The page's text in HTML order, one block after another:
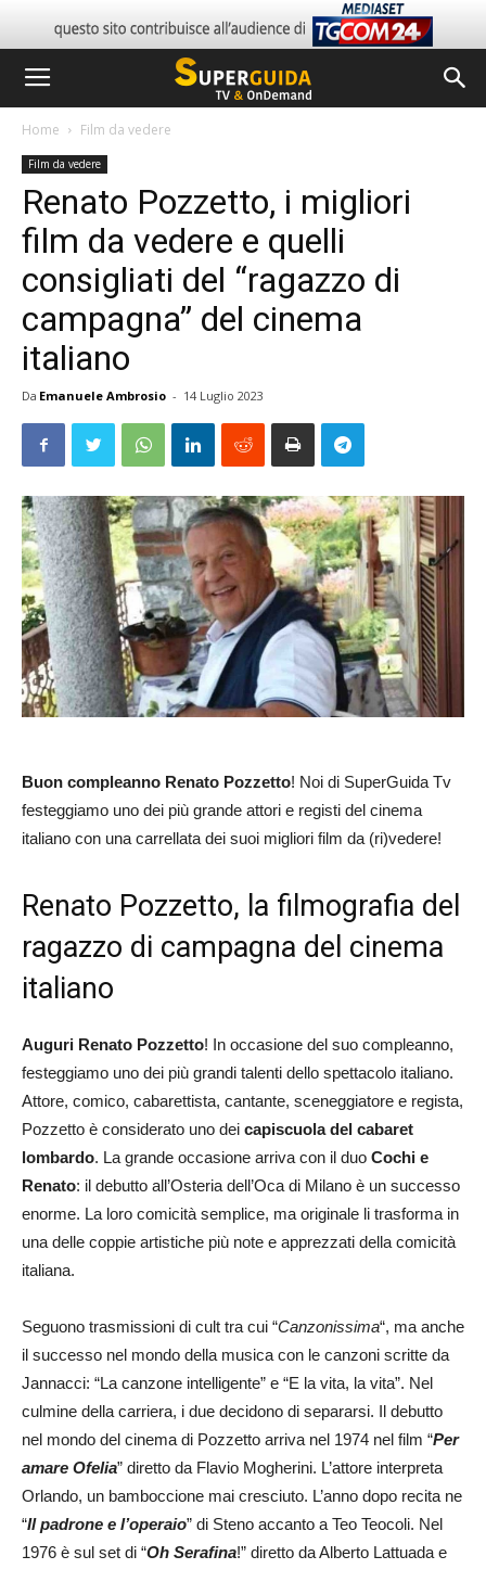
Home Film da vedere
Film da vedere
Renato Pozzetto, i migliori
film da vedere e quelli
consigliati del “ragazzo di
campagna” del cinema
italiano
Da Emanuele Ambrosio - 14 Luglio 2023
Buon compleanno Renato Pozzetto! Noi di SuperGuida Tv
festeggiamo uno dei più grande attori e registi del cinema
italiano con una carrellata dei suoi migliori film da (ri)vedere!
Renato Pozzetto, la filmografia del
ragazzo di campagna del cinema
italiano
Auguri Renato Pozzetto! In occasione del suo compleanno,
festeggiamo uno dei più grandi talenti dello spettacolo italiano.
Attore, comico, cabarettista, cantante, sceneggiatore e regista,
Pozzetto è considerato uno dei capiscuola del cabaret
lombardo. La grande occasione arriva con il duo Cochi e
Renato: il debutto all’Osteria dell’Oca di Milano è un successo
enorme. La loro comicità semplice, ma originale li trasforma in
una delle coppie artistiche più note e apprezzati della comicità
italiana.
Seguono trasmissioni di cult tra cui “Canzonissima“, ma anche
il successo nel mondo della musica con le canzoni scritte da
Jannacci: “La canzone intelligente” e “E la vita, la vita”. Nel
culmine della carriera, i due decidono di separarsi. Il debutto
nel mondo del cinema di Pozzetto arriva nel 1974 nel film “Per
amare Ofelia” diretto da Flavio Mogherini. L’attore interpreta
Orlando, un bamboccione mai cresciuto. L’anno dopo recita ne
“Il padrone e l’operaio” di Steno accanto a Teo Teocoli. Nel
1976 è sul set di “Oh Serafina!” diretto da Alberto Lattuada e